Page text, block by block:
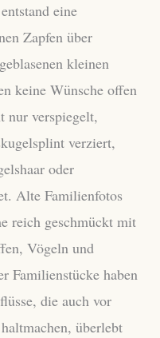
eine
Zapfen über
kleinen
keine Wünsche offen
nur verspiegelt,
verziert,
oder
Alte Familienfotos
reich geschmückt mit
Vögeln und
Familienstücke haben
die auch vor
überlebt